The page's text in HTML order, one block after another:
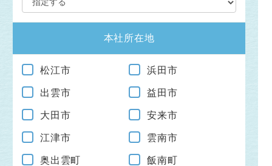
本社所在地
松江市 浜田市
出雲市 益田市
大田市 安来市
江津市 雲南市
奥出雲町 飯南町